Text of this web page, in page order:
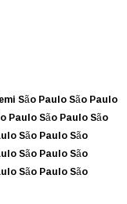
São PauloSão Paulo
PauloSão PauloSão
São PauloSão
São PauloSão
São PauloSão